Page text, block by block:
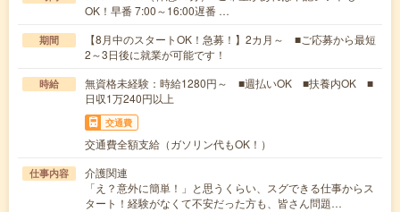
OK！早番 7:00～16:00遅番 …
期間
【8月中のスタートOK！急募！】2カ月～ ■ご応募から最短
2～3日後に就業が可能です！
時給
無資格未経験：時給1280円～ ■週払いOK ■扶養内OK ■
日収1万240円以上
交通費
交通費全額支給（ガソリン代もOK！）
仕事内容
介護関連
「え？意外に簡単！」と思うくらい、スグできる仕事からス
タート！経験がなくて不安だった方も、皆さん問題…